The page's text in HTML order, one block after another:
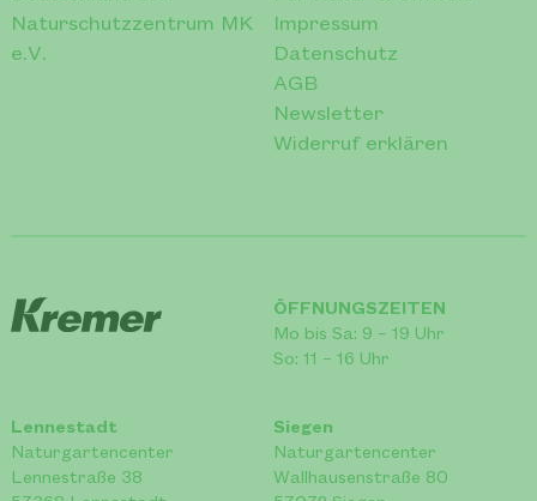
Naturschutzzentrum MK
e.V.
Impressum
Datenschutz
AGB
Newsletter
Widerruf erklären
ÖFFNUNGSZEITEN
Mo bis Sa: 9 – 19 Uhr
So: 11 – 16 Uhr
Lennestadt
Naturgartencenter
Lennestraße 38
Siegen
Naturgartencenter
Wallhausenstraße 80